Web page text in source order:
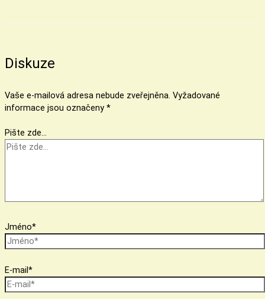
Diskuze
Vaše e-mailová adresa nebude zveřejněna. Vyžadované
informace jsou označeny *
Pište zde…
Jméno*
E-mail*